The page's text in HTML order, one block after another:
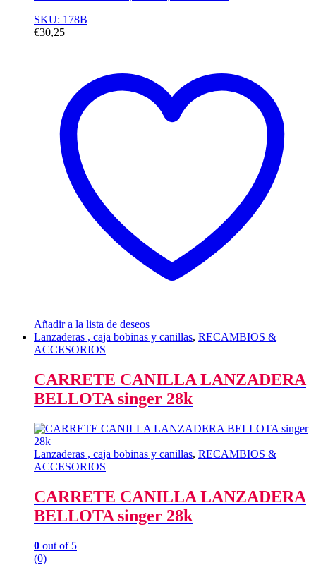
SKU: 178B
€30,25
Añadir a la lista de deseos
Lanzaderas , caja bobinas y canillas, RECAMBIOS &
ACCESORIOS
CARRETE CANILLA LANZADERA
BELLOTA singer 28k
Lanzaderas , caja bobinas y canillas, RECAMBIOS &
ACCESORIOS
CARRETE CANILLA LANZADERA
BELLOTA singer 28k
0 out of 5
(0)